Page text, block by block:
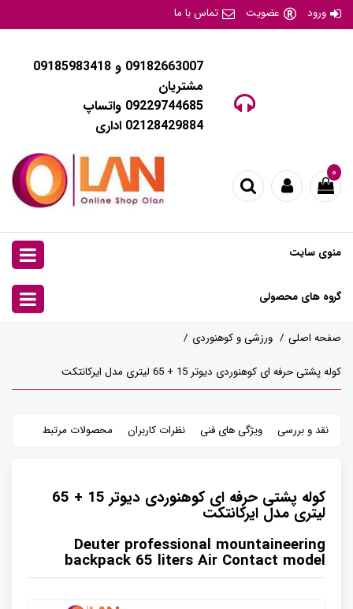
ورود عضویت تماس با ما
09182663007 و 09185983418
مشتریان
09229744685 واتساپ
02128429884 اداری
۰
منوی سایت
گروه های محصولی
صفحه اصلی ورزشی و کوهنوردی
کوله پشتی حرفه ای کوهنوردی دیوتر 15 + 65 لیتری مدل ایرکانتکت
نقد و بررسی ویژگی های فنی نظرات کاربران محصولات مرتبط
کوله پشتی حرفه ای کوهنوردی دیوتر 15 + 65
لیتری مدل ایرکانتکت
Deuter professional mountaineering
backpack 65 liters Air Contact model